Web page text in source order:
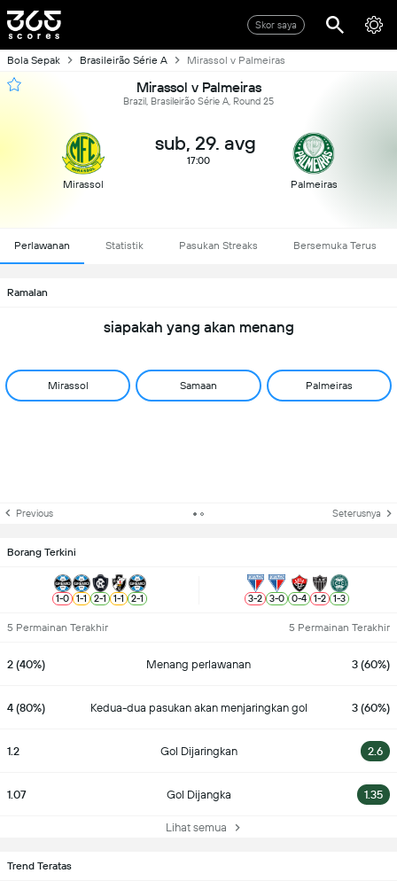
Skor saya
Bola Sepak Brasileirão Série A Mirassol v Palmeiras
Mirassol v Palmeiras
Brazil, Brasileirão Série A, Round 25
Mirassol
sub, 29. avg
17:00
Palmeiras
Perlawanan Statistik Pasukan Streaks Bersemuka Terus
Ramalan
siapakah yang akan menang
Mirassol Samaan Palmeiras
Previous Seterusnya
Borang Terkini
1-0 1-1 2-1 1-1 2-1 3-2 3-0 0-4 1-2 1-3
5 Permainan Terakhir 5 Permainan Terakhir
2 (40%) Menang perlawanan 3 (60%)
4 (80%) Kedua-dua pasukan akan menjaringkan gol 3 (60%)
1.2 Gol Dijaringkan 2.6
1.07 Gol Dijangka 1.35
Lihat semua
Trend Teratas